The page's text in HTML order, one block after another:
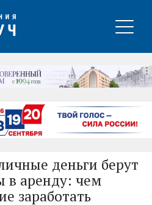
деньги берут
в аренду: чем
заработать